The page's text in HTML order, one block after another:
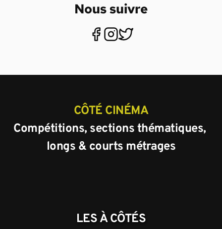
Nous suivre
CÔTÉ CINÉMA
Compétitions, sections thématiques,
longs & courts métrages
LES À CÔTÉS